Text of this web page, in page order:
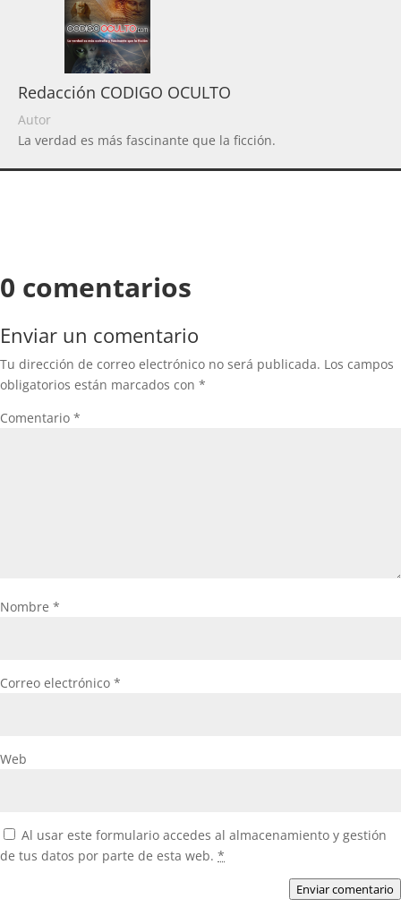
Redacción CODIGO OCULTO
Autor
La verdad es más fascinante que la ficción.
0 comentarios
Enviar un comentario
Tu dirección de correo electrónico no será publicada. Los campos
obligatorios están marcados con *
Comentario *
Nombre *
Correo electrónico *
Web
Al usar este formulario accedes al almacenamiento y gestión
de tus datos por parte de esta web. *
Enviar comentario